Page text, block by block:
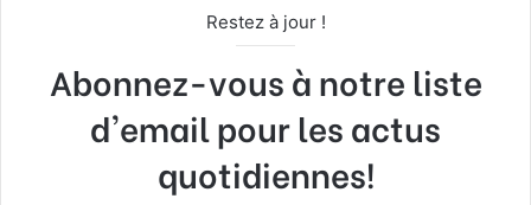
Restez à jour !
Abonnez-vous à notre liste
d'email pour les actus
quotidiennes!